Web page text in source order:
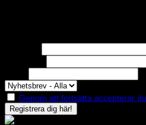
Genom att fortsätta accepterar